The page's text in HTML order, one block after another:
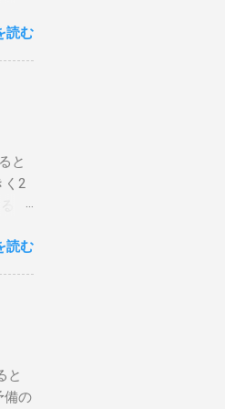
一番
ー
ま
ル
5′
8
読む
と
く2
ス
は動
プ
国
空
ス
読む
と
備の